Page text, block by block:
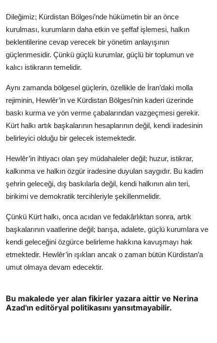
Dileğimiz; Kürdistan Bölgesi’nde hükümetin bir an önce
kurulması, kurumların daha etkin ve şeffaf işlemesi, halkın
beklentilerine cevap verecek bir yönetim anlayışının
güçlenmesidir. Çünkü güçlü kurumlar, güçlü bir toplumun ve
kalıcı istikrarın temelidir.
Aynı zamanda bölgesel güçlerin, özellikle de İran’daki molla
rejiminin, Hewlêr’in ve Kürdistan Bölgesi’nin kaderi üzerinde
baskı kurma ve yön verme çabalarından vazgeçmesi gerekir.
Kürt halkı artık başkalarının hesaplarının değil, kendi iradesinin
belirleyici olduğu bir gelecek istemektedir.
Hewlêr’in ihtiyacı olan şey müdahaleler değil; huzur, istikrar,
kalkınma ve halkın özgür iradesine duyulan saygıdır. Bu kadim
şehrin geleceği, dış baskılarla değil, kendi halkının alın teri,
birikimi ve demokratik tercihleriyle şekillenmelidir.
Çünkü Kürt halkı, onca acıdan ve fedakârlıktan sonra, artık
başkalarının vaatlerine değil; barışa, adalete, güçlü kurumlara ve
kendi geleceğini özgürce belirleme hakkına kavuşmayı hak
etmektedir. Hewlêr’in ışıkları ancak o zaman bütün Kürdistan’a
umut olmaya devam edecektir.
Bu makalede yer alan fikirler yazara aittir ve Nerina
Azad'ın editöryal politikasını yansıtmayabilir.